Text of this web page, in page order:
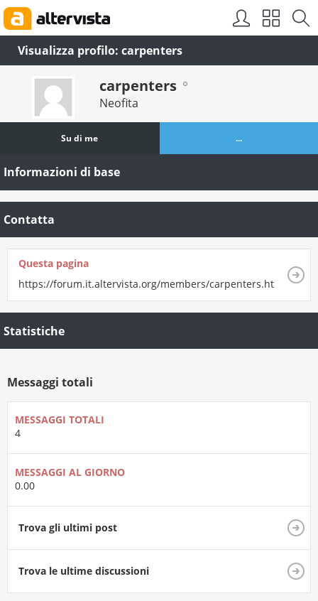
Visualizza profilo: carpenters
carpenters
Neofita
Su di me ...
Informazioni di base
Contatta
Questa pagina
https://forum.it.altervista.org/members/carpenters.html
Statistiche
Messaggi totali
MESSAGGI TOTALI
4
MESSAGGI AL GIORNO
0.00
Trova gli ultimi post
Trova le ultime discussioni